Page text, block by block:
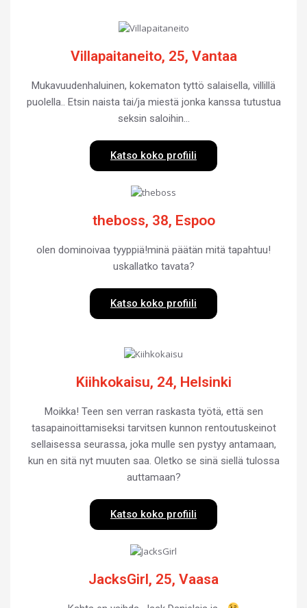
Villapaitaneito, 25, Vantaa
Mukavuudenhaluinen, kokematon tyttö salaisella, villillä
puolella.. Etsin naista tai/ja miestä jonka kanssa tutustua
seksin saloihin…
Katso koko profiili
theboss, 38, Espoo
olen dominoivaa tyyppiä!minä päätän mitä tapahtuu!
uskallatko tavata?
Katso koko profiili
Kiihkokaisu, 24, Helsinki
Moikka! Teen sen verran raskasta työtä, että sen
tasapainoittamiseksi tarvitsen kunnon rentoutuskeinot
sellaisessa seurassa, joka mulle sen pystyy antamaan,
kun en sitä nyt muuten saa. Oletko se sinä siellä tulossa
auttamaan?
Katso koko profiili
JacksGirl, 25, Vaasa